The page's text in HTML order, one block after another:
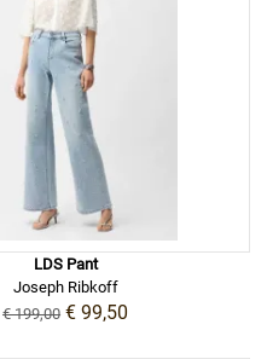
LDS Pant
Joseph Ribkoff
€ 199,00 € 99,50